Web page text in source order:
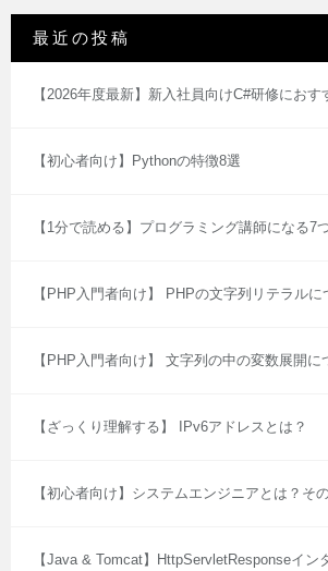
最近の投稿
【2026年度最新】新入社員向けC#研修におす
【初心者向け】Pythonの特徴8選
【1分で読める】プログラミング講師になる7
【PHP入門者向け】 PHPの文字列リテラルに
【PHP入門者向け】 文字列の中の変数展開
【ざっくり理解する】 IPv6アドレスとは？
【初心者向け】システムエンジニアとは？そ
【Java & Tomcat】HttpServletResponseイン